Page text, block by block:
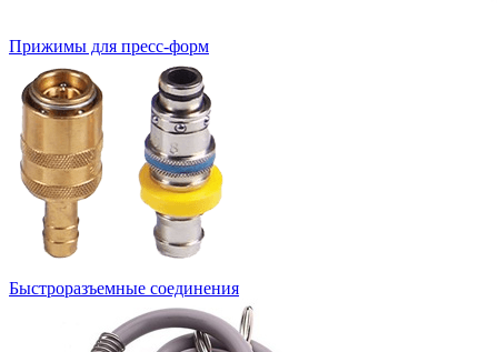
Прижимы для пресс-форм
Быстроразъемные соединения